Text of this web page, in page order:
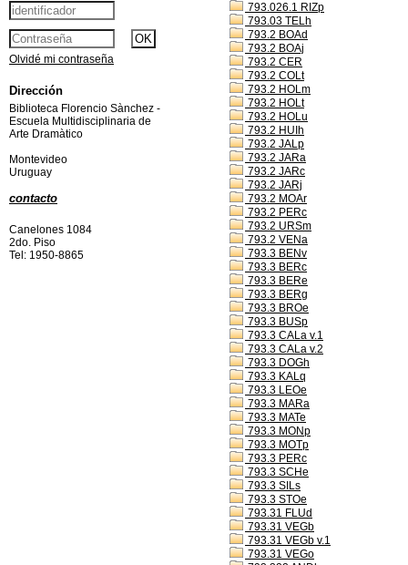
793.026.1 RIZp
793.03 TELh
793.2 BOAd
793.2 BOAj
793.2 CER
793.2 COLt
793.2 HOLm
793.2 HOLt
793.2 HOLu
793.2 HUIh
793.2 JALp
793.2 JARa
793.2 JARc
793.2 JARj
793.2 MOAr
793.2 PERc
793.2 URSm
793.2 VENa
793.3 BENv
793.3 BERc
793.3 BERe
793.3 BERg
793.3 BROe
793.3 BUSp
793.3 CALa v.1
793.3 CALa v.2
793.3 DOGh
793.3 KALq
793.3 LEOe
793.3 MARa
793.3 MATe
793.3 MONp
793.3 MOTp
793.3 PERc
793.3 SCHe
793.3 SILs
793.3 STOe
793.31 FLUd
793.31 VEGb
793.31 VEGb v.1
793.31 VEGo
Olvidé mi contraseña
Dirección
Biblioteca Florencio Sànchez -
Escuela Multidisciplinaria de
Arte Dramàtico
Montevideo
Uruguay
contacto
Canelones 1084
2do. Piso
Tel: 1950-8865